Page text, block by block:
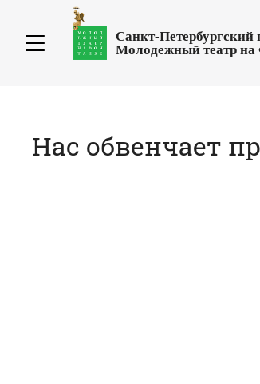
Санкт-Петербургский
Молодежный театр на
Нас обвенчает